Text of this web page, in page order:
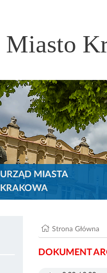
Miasto
URZĄD MIASTA
KRAKOWA
Strona Główna
DOKUMENT